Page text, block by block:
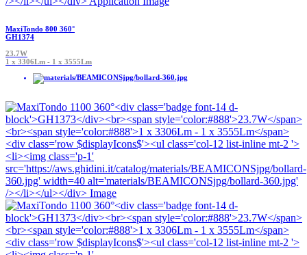
MaxiTondo 800 360°
GH1374
23.7W
1 x 3306Lm - 1 x 3555Lm